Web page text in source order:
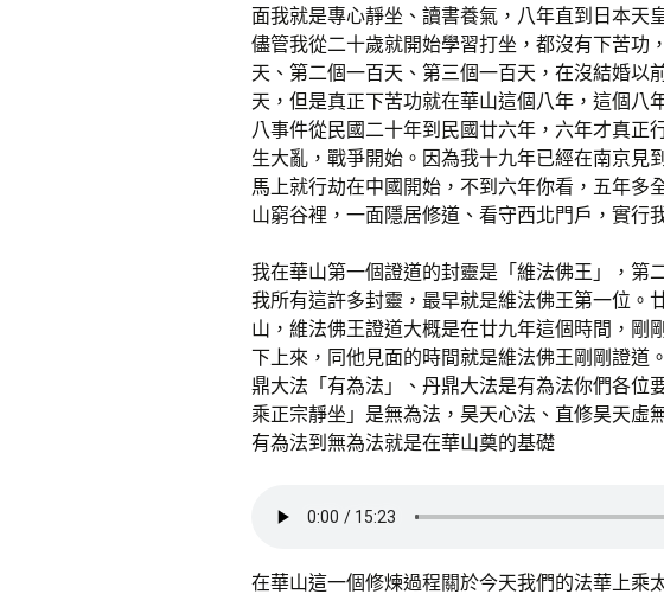
面我就是專心靜坐、讀書養氣，八年直到日本天
儘管我從二十歲就開始學習打坐，都沒有下苦功
天、第二個一百天、第三個一百天，在沒結婚以
天，但是真正下苦功就在華山這個八年，這個八
八事件從民國二十年到民國廿六年，六年才真正
生大亂，戰爭開始。因為我十九年已經在南京見
馬上就行劫在中國開始，不到六年你看，五年多
山窮谷裡，一面隱居修道、看守西北門戶，實行
我在華山第一個證道的封靈是「維法佛王」，第
我所有這許多封靈，最早就是維法佛王第一位。
山，維法佛王證道大概是在廿九年這個時間，剛
下上來，同他見面的時間就是維法佛王剛剛證道
鼎大法「有為法」、丹鼎大法是有為法你們各位
乘正宗靜坐」是無為法，昊天心法、直修昊天虛
有為法到無為法就是在華山奠的基礎
在華山這一個修煉過程關於今天我們的法華上乘